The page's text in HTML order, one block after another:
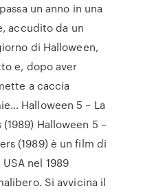
un anno in una
accudito da un
di Halloween,
e, dopo aver
a caccia
Halloween 5 – La
Halloween 5 –
(1989) è un film di
nel 1989
Si avvicina il